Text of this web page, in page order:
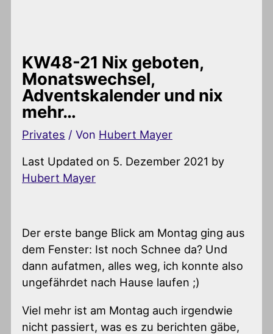
KW48-21 Nix geboten,
Monatswechsel,
Adventskalender und nix
mehr…
Privates / Von Hubert Mayer
Last Updated on 5. Dezember 2021 by
Hubert Mayer
Der erste bange Blick am Montag ging aus
dem Fenster: Ist noch Schnee da? Und
dann aufatmen, alles weg, ich konnte also
ungefährdet nach Hause laufen ;)
Viel mehr ist am Montag auch irgendwie
nicht passiert, was es zu berichten gäbe,